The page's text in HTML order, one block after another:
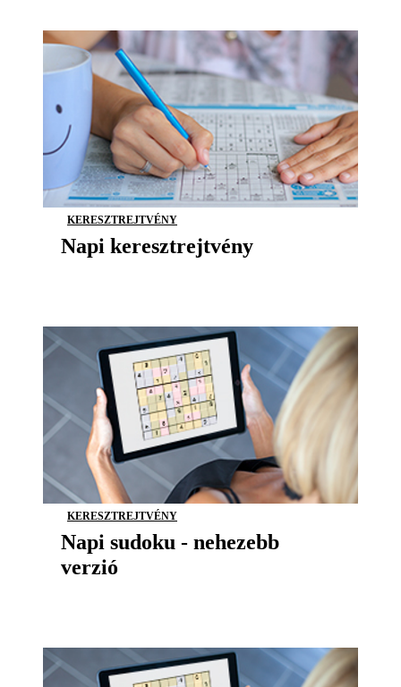
KERESZTREJTVÉNY
Napi keresztrejtvény
KERESZTREJTVÉNY
Napi sudoku - nehezebb
verzió